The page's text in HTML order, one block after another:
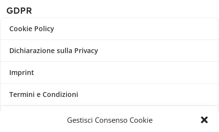
Gestisci Consenso Cookie
GDPR
Cookie Policy
Dichiarazione sulla Privacy
Imprint
Termini e Condizioni